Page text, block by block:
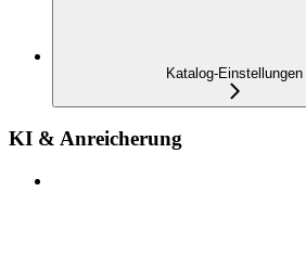
Katalog-Einstellungen
KI & Anreicherung